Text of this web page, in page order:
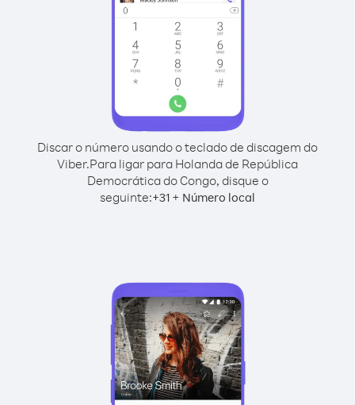
Discar o número usando o teclado de discagem do
Viber.Para ligar para Holanda de República
Democrática do Congo, disque o
seguinte:+31 + Número local